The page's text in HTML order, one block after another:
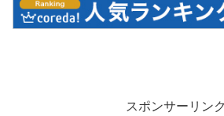
スポンサーリンク